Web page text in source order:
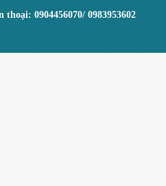
0904456070/ 0983953602